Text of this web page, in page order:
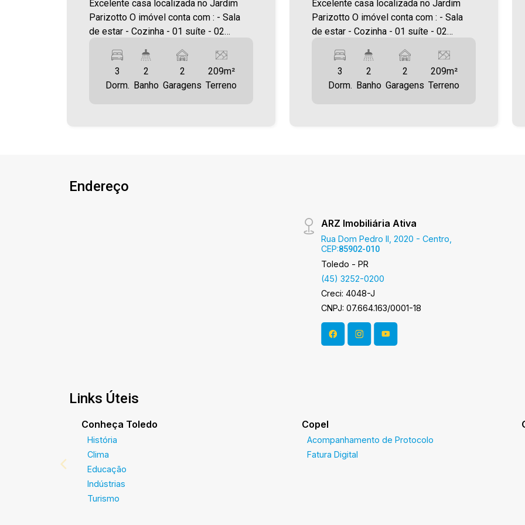
Excelente casa localizada no Jardim
Parizotto O imóvel conta com : - Sala
de estar - Cozinha - 01 suíte - 02
serviço - Churrasqueira - 02 Vagas de
garagem - Sobra de terreno Área
construída: 85,50m² Área terreno:
Imobiliária Ativa | Sinta-se em casa!
3
Dorm.
2
Banho
2
Garagens
209m²
Terreno
Excelente casa localizada no Jardim
Parizotto O imóvel conta com : - Sala
de estar - Cozinha - 01 suíte - 02
serviço - Churrasqueira - 02 Vagas de
garagem - Sobra de terreno Área
construída: 85,50m² Área terreno:
3
Dorm.
2
Banho
2
Garagens
209m²
Terreno
Endereço
ARZ Imobiliária Ativa
Rua Dom Pedro II, 2020 - Centro,
CEP:85902-010
Toledo - PR
(45) 3252-0200
Creci: 4048-J
CNPJ: 07.664.163/0001-18
Links Úteis
Conheça Toledo
História
Clima
Educação
Indústrias
Turismo
Copel
Acompanhamento de Protocolo
Fatura Digital